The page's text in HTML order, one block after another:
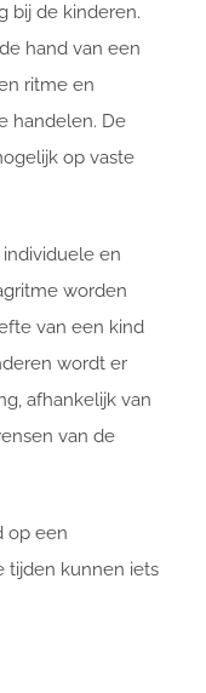
bij de kinderen.
hand van een
ritme en
handelen. De
op vaste
en
worden
van een kind
wordt er
afhankelijk van
van de
op een
tijden kunnen iets